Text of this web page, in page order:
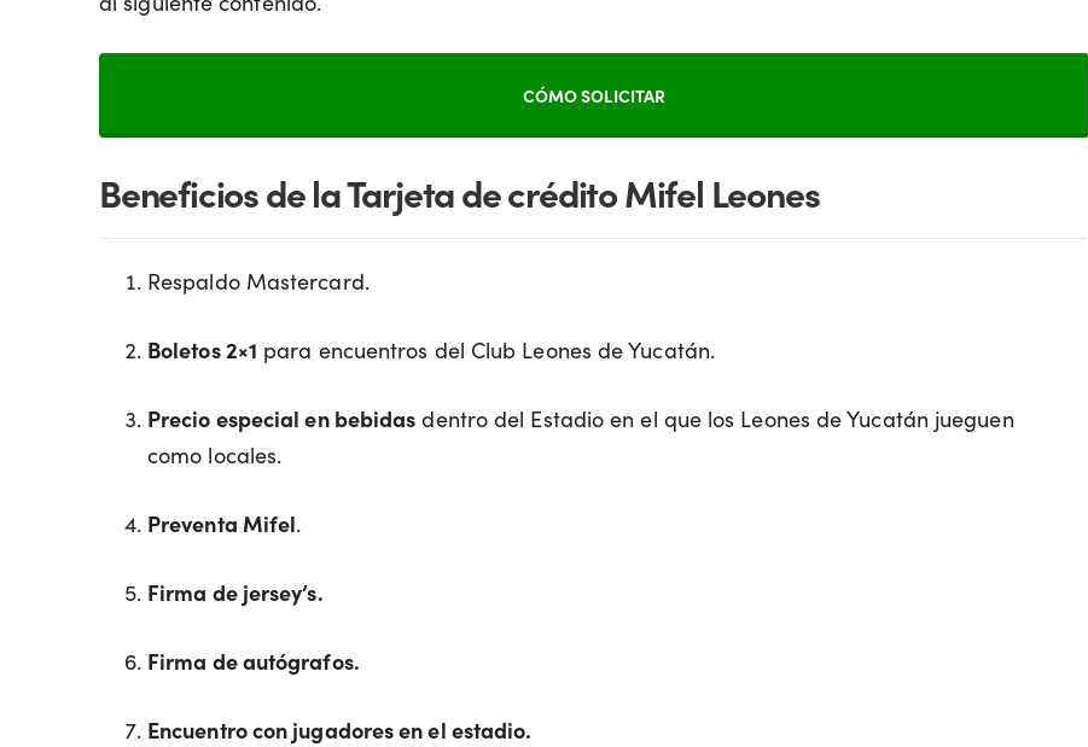
CÓMO SOLICITAR
Beneficios de la Tarjeta de crédito Mifel Leones
Respaldo Mastercard.
Boletos 2×1 para encuentros del Club Leones de Yucatán.
Precio especial en bebidas dentro del Estadio en el que los Leones de Yucatán jueguen
como locales.
Preventa Mifel.
Firma de jersey’s.
Firma de autógrafos.
Encuentro con jugadores en el estadio.